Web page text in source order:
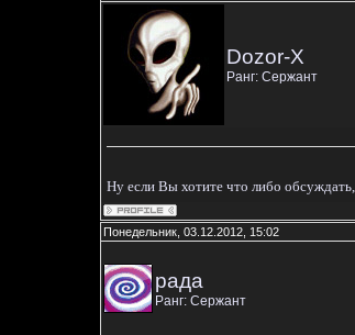
Dozor-X
Ранг: Сержант
Ну если Вы хотите что либо
Понедельник, 03.12.2012, 15:02
рада
Ранг: Сержант